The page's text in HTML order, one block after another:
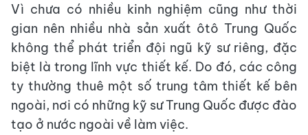
Vì chưa có nhiều kinh nghiệm cũng như thời
gian nên nhiều nhà sản xuất ôtô Trung Quốc
không thể phát triển đội ngũ kỹ sư riêng, đặc
biệt là trong lĩnh vực thiết kế. Do đó, các công
ty thường thuê một số trung tâm thiết kế bên
ngoài, nơi có những kỹ sư Trung Quốc được đào
tạo ở nước ngoài về làm việc.